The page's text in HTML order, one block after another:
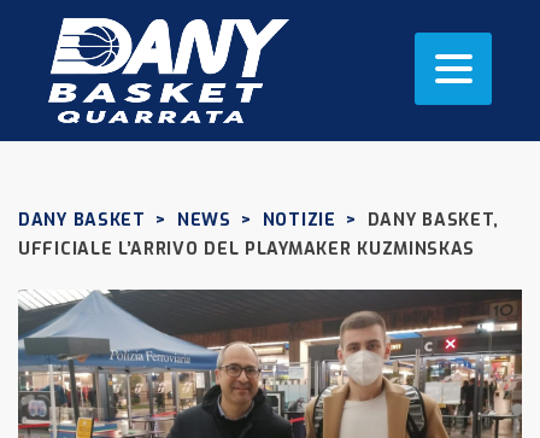
DANY BASKET > NEWS > NOTIZIE >
DANY BASKET,
UFFICIALE L’ARRIVO DEL PLAYMAKER KUZMINSKAS